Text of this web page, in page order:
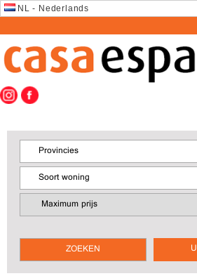
NL - Nederlands
Provincies
Soort woning